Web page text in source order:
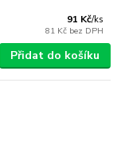
91 Kč/ks
81 Kč bez DPH
Přidat do košíku